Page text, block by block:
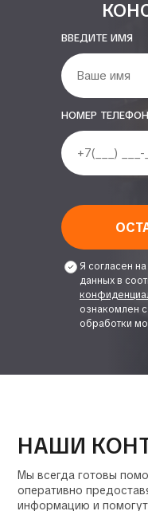
ВВЕДИТЕ ИМЯ
НОМЕР
Я согласен
данных в
ознакомлен
обработки
НАШИ
Мы всегда готовы
оперативно
информацию и